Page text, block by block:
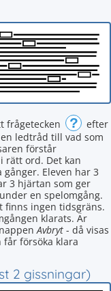
frågetecken
?
efter
ledtråd till vad som
förstår
rätt ord. Det kan
Eleven har 3
3 hjärtan som ger
en spelomgång.
finns ingen tidsgräns.
klarats. Är
Avbryt - då visas
får försöka klara
2 gissningar)